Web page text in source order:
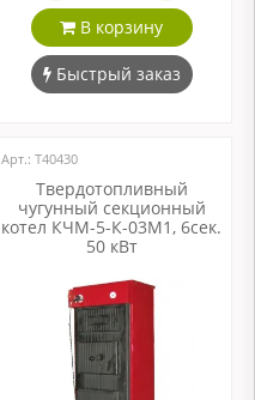
В корзину
Быстрый заказ
Арт.: Т40430
Твердотопливный
чугунный секционный
котел КЧМ-5-К-03М1, 6сек.
50 кВт